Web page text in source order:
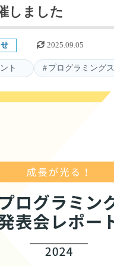
しました
2025.09.05
ト プログラミング